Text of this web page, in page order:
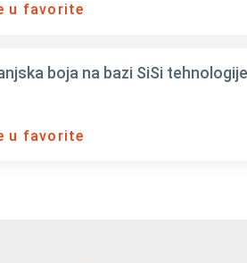
u favorite
boja na bazi SiSi
u favorite